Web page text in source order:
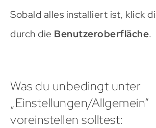
Sobald alles installiert ist, klick
durch die Benutzeroberfläche.
Was du unbedingt unter
„Einstellungen/Allgemein“
voreinstellen solltest: